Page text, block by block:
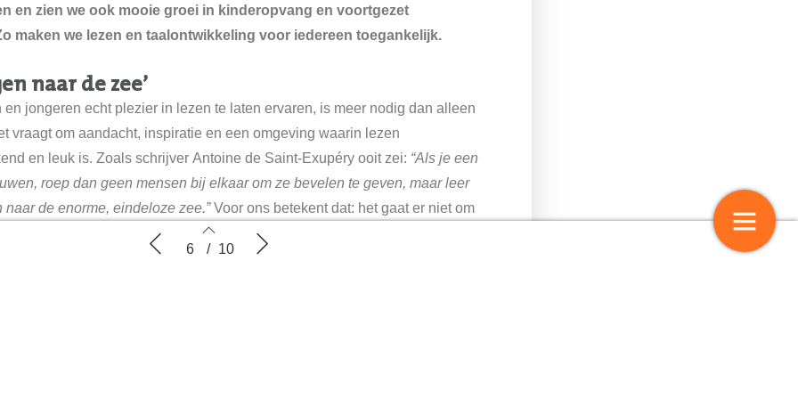
Samenwerking met kinderopvang en
Persoonlijke ontwikkeling en
6 / 10
en zien we ook mooie groei in kinderopvang en voortgezet
maken we lezen en taalontwikkeling voor iedereen toegankelijk.
naar de zee’
en jongeren echt plezier in lezen te laten ervaren, is meer nodig dan alleen
vraagt om aandacht, inspiratie en een omgeving waarin lezen
en leuk is. Zoals schrijver Antoine de Saint-Exupéry ooit zei: “Als je een
roep dan geen mensen bij elkaar om ze bevelen te geven, maar leer
naar de enorme, eindeloze zee.”Voor ons betekent dat: het gaat er niet om
dát ze moeten lezen, maar om ze nieuwsgierig te maken. Om ze te
wat verhalen en boeken te bieden hebben. Als die interesse eenmaal is